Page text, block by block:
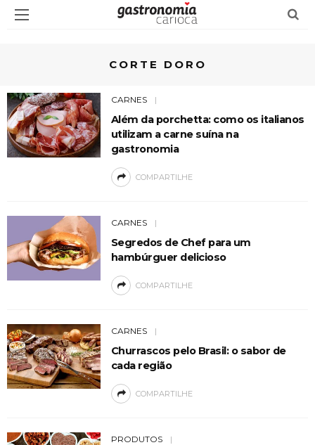
CORTE DORO
CARNES
Além da porchetta: como os italianos
utilizam a carne suína na
gastronomia
COMPARTILHE
CARNES
Segredos de Chef para um
hambúrguer delicioso
COMPARTILHE
CARNES
Churrascos pelo Brasil: o sabor de
cada região
COMPARTILHE
PRODUTOS